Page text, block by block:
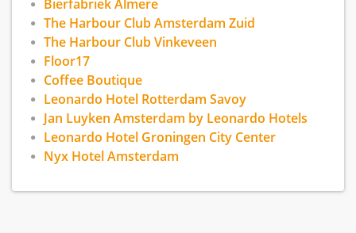
Bierfabriek Almere
The Harbour Club Amsterdam Zuid
The Harbour Club Vinkeveen
Floor17
Coffee Boutique
Leonardo Hotel Rotterdam Savoy
Jan Luyken Amsterdam by Leonardo Hotels
Leonardo Hotel Groningen City Center
Nyx Hotel Amsterdam